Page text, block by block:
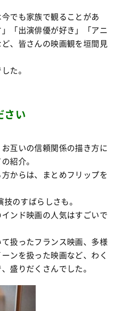
でも家族で観ることがあ
「出演俳優が好き」「アニ
、皆さんの映画観を垣間見
た。
さい
互いの信頼関係の描き方に
紹介。
からは、まとめフリップを
のすばらしさも。
ンド映画の人気はすごいで
扱ったフランス映画、多様
ンを扱った映画など、わく
盛りだくさんでした。